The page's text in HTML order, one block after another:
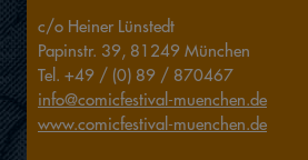
c/o Heiner Lünstedt
Papinstr. 39, 81249 München
Tel. +49 / (0) 89 / 870467
info@comicfestival-muenchen.de
www.comicfestival-muenchen.de